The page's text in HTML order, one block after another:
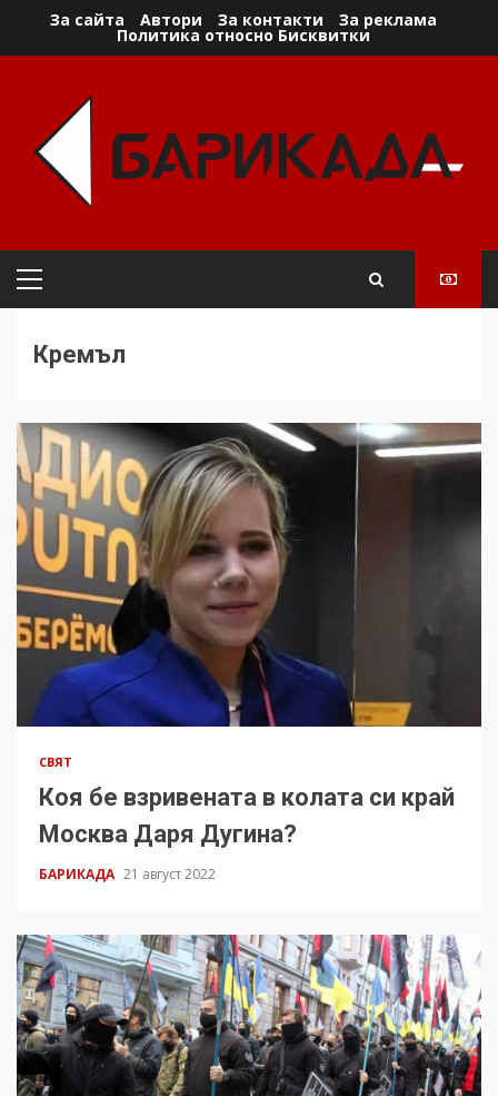
За сайта Автори За контакти За реклама
Политика относно Бисквитки
Primary
Кремъл
СВЯТ
Коя бе взривената в колата си край
Москва Даря Дугина?
БАРИКАДА 21 август 2022